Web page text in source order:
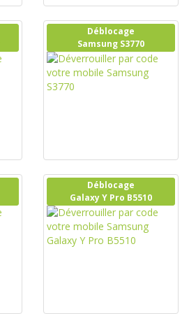
Déblocage
Samsung S3770
Déblocage
Galaxy Y Pro B5510